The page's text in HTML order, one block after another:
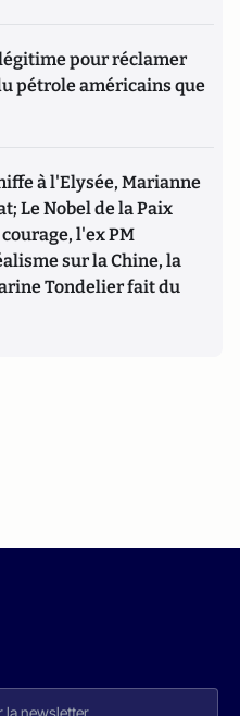
pour réclamer
pétrole américains que
à l'Elysée, Marianne
Le Nobel de la Paix
l'ex PM
sur la Chine, la
Tondelier fait du